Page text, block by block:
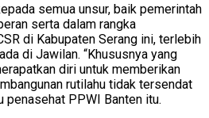
semua unsur, baik pemerintah
serta dalam rangka
di Kabupaten Serang ini, terlebih
di Jawilan. “Khususnya yang
diri untuk memberikan
rutilahu tidak tersendat
penasehat PPWI Banten itu.